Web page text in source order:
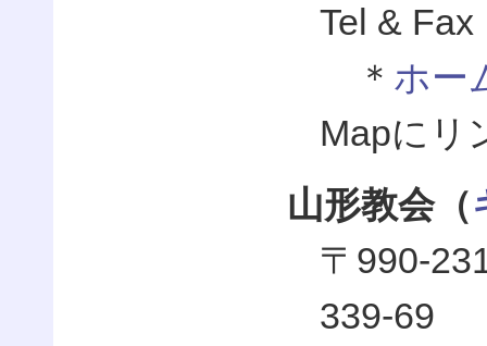
Tel &
＊ ホー
Mapにリ
山形教会（
〒990-
339-69